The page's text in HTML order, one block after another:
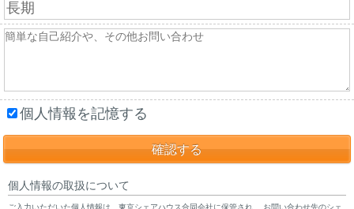
個人情報を記憶する
個人情報の取扱について
ご入力いただいた個人情報は、東京シェアハウス合同会社に保管され、 お問い合わせ先のシェ